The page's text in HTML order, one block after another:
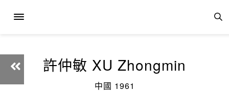
許仲敏 XU Zhongmin
中國 1961